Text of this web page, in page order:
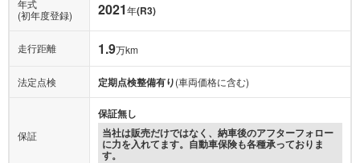
年式
(初年度登録)
2021年(R3)
走行距離 1.9万km
法定点検 定期点検整備有り(車両価格に含む)
保証
保証無し
当社は販売だけではなく、納車後のアフターフォロー
に力を入れてます。自動車保険も各種承っておりま
す。